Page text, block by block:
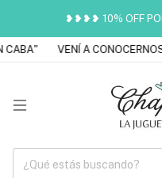
❥❥❥❥ 10% OFF
VENÍ A CONOCERNOS